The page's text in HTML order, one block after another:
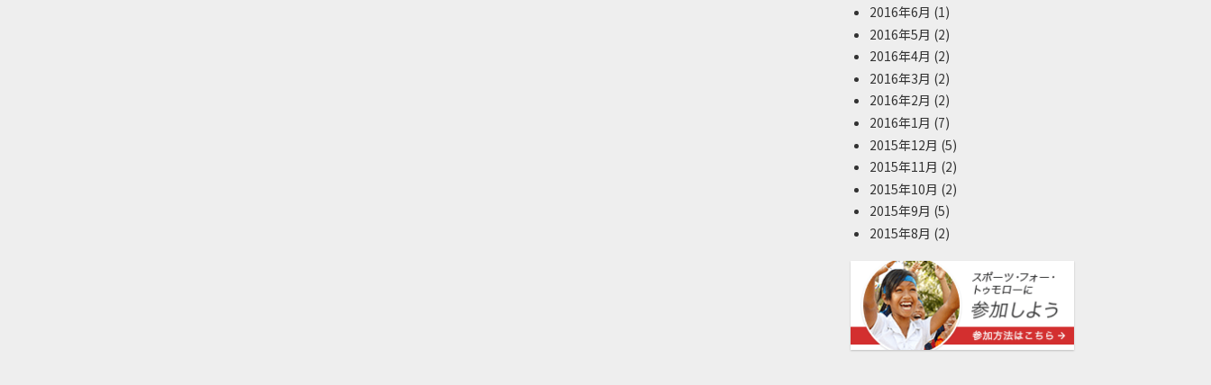
2016年6月 (1)
2016年5月 (2)
2016年4月 (2)
2016年3月 (2)
2016年2月 (2)
2016年1月 (7)
2015年12月 (5)
2015年11月 (2)
2015年10月 (2)
2015年9月 (5)
2015年8月 (2)